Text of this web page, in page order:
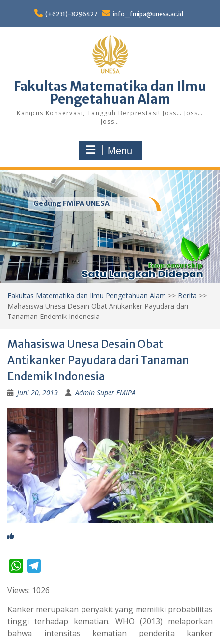
content
(+6231)-8296427 info_fmipa@unesa.ac.id
Fakultas Matematika dan Ilmu
Pengetahuan Alam
Kampus Konservasi, Tangguh Berprestasi! Joss… Joss…
Joss…
Menu
Gedung FMIPA UNESA
Fakultas Matematika dan Ilmu Pengetahuan Alam >> Berita >>
Mahasiswa Unesa Desain Obat Antikanker Payudara dari
Tanaman Endemik Indonesia
Mahasiswa Unesa Desain Obat
Antikanker Payudara dari Tanaman
Endemik Indonesia
Juni 20, 2019 Admin Super FMIPA
W
a
t
s
A
l
e
g
Views: 1026
Kanker merupakan penyakit yang memiliki probabilitas
tinggi terhadap kematian. WHO (2013) melaporkan
bahwa intensitas kematian penderita kanker